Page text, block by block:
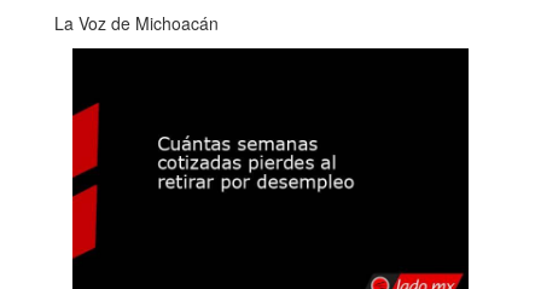
La Voz de Michoacán